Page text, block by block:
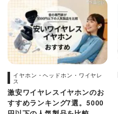
イヤホン・ヘッドホン・ワイヤレ
ス
激安ワイヤレスイヤホンのお
すすめランキング7選。5000